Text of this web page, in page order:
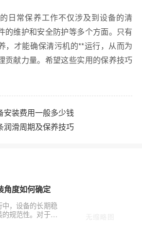
日常保养工作不仅涉及到设备的清
的维护和安全防护等多个方面。只有
，才能确保清污机的**运行，从而为
贡献力量。希望这些实用的保养技巧
安装费用一般多少钱
润滑周期及保养技巧
角度如何确定
，设备的长期稳
规范性。对于泵
倾斜度直接影响